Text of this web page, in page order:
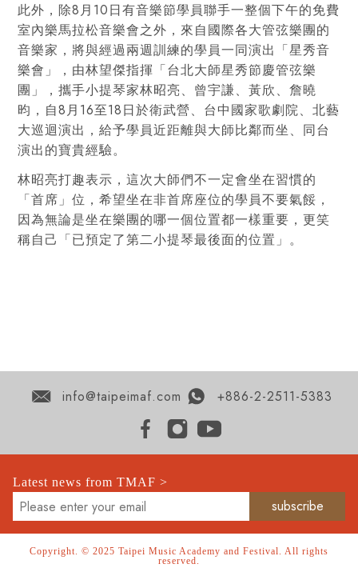
此外，除8月10日有音樂節學員聯手一整個下午的免費
室內樂馬拉松音樂會之外，來自國際各大管弦樂團的
音樂家，將與經過兩週訓練的學員一同演出「星秀音
樂會」，由林望傑指揮「台北大師星秀節慶管弦樂
團」，攜手小提琴家林昭亮、曾宇謙、黃欣、詹曉
昀，自8月16至18日於衛武營、台中國家歌劇院、北藝
大巡迴演出，給予學員近距離與大師比鄰而坐、同台
演出的寶貴經驗。
林昭亮打趣表示，這次大師們不一定會坐在習慣的
「首席」位，希望坐在非首席座位的學員不要氣餒，
因為無論是坐在樂團的哪一個位置都一樣重要，更笑
稱自己「已預定了第二小提琴最後面的位置」。
info@taipeimaf.com +886-2-2511-5383
Latest news from TMAF >
Copyright. © 2025 Taipei Music Academy and Festival. All rights
reserved.